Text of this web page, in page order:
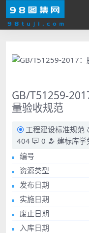
GB/T51259-
量验收规范
工程建设标准规范
404
0
建标库学
编号
资源类型
发布日期
实施日期
废止日期
入库日期